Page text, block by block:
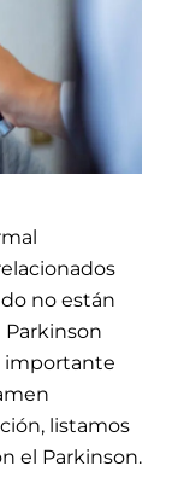
no están
importante
listamos
el Parkinson.